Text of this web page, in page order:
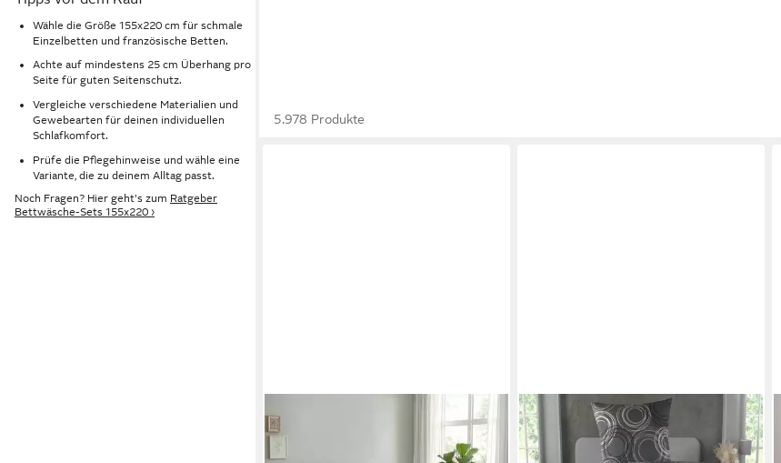
Wähle die Größe 155x220 cm für schmale
Einzelbetten und französische Betten.
Achte auf mindestens 25 cm Überhang pro
Seite für guten Seitenschutz.
Vergleiche verschiedene Materialien und
Gewebearten für deinen individuellen
Schlafkomfort.
Prüfe die Pflegehinweise und wähle eine
Variante, die zu deinem Alltag passt.
Noch Fragen? Hier geht's zum Ratgeber
Bettwäsche-Sets 155x220 ›
5.978 Produkte
MALIKA
Bettwäsche 155x220 + 80x80 cm
atmungsaktiver Baummwoll Renforce
MALIKA
Bettwäsche 155x220 + 80x80 cm
atmungsaktiver Baummwoll Renforce